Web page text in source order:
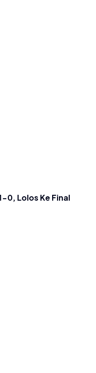
0, Lolos Ke Final